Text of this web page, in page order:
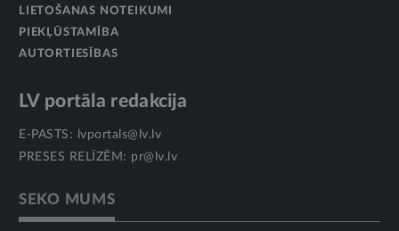
LIETOŠANAS NOTEIKUMI
PIEKĻŪSTAMĪBA
AUTORTIESĪBAS
LV portāla redakcija
E-PASTS:
lvportals@lv.lv
PRESES RELĪZĒM: pr@lv.lv
SEKO MUMS